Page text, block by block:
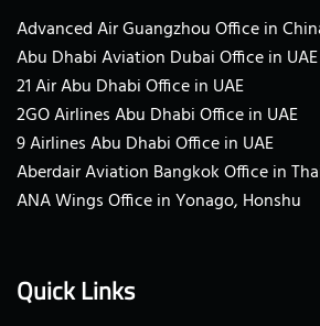
Advanced Air Guangzhou Office in
Abu Dhabi Aviation Dubai Office in UAE
21 Air Abu Dhabi Office in UAE
2GO Airlines Abu Dhabi Office in UAE
9 Airlines Abu Dhabi Office in UAE
Aberdair Aviation Bangkok Office in
ANA Wings Office in Yonago, Honshu
Quick Links